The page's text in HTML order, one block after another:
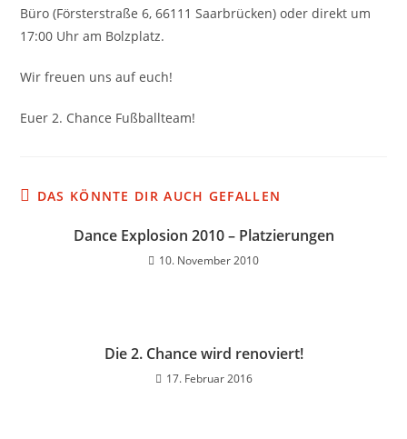
Büro (Försterstraße 6, 66111 Saarbrücken) oder direkt um
17:00 Uhr am Bolzplatz.
Wir freuen uns auf euch!
Euer 2. Chance Fußballteam!
DAS KÖNNTE DIR AUCH GEFALLEN
Dance Explosion 2010 – Platzierungen
10. November 2010
Die 2. Chance wird renoviert!
17. Februar 2016